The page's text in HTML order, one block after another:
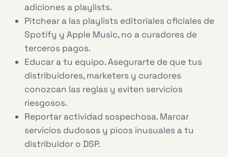
adiciones a playlists.
Pitchear a las playlists editoriales oficiales de
Spotify y Apple Music, no a curadores de
terceros pagos.
Educar a tu equipo. Asegurarte de que tus
distribuidores, marketers y curadores
conozcan las reglas y eviten servicios
riesgosos.
Reportar actividad sospechosa. Marcar
servicios dudosos y picos inusuales a tu
distribuidor o DSP.